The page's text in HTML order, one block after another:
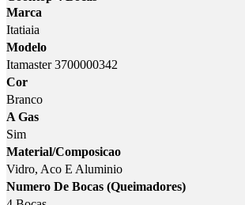
Marca
Itatiaia
Modelo
Itamaster 3700000342
Cor
Branco
A Gas
Sim
Material/Composicao
Vidro, Aco E Aluminio
Numero De Bocas (Queimadores)